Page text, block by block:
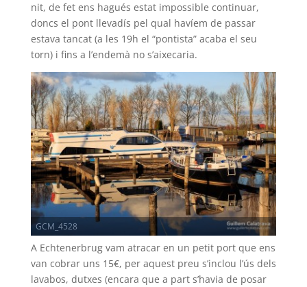
nit, de fet ens hagués estat impossible continuar,
doncs el pont llevadís pel qual havíem de passar
estava tancat (a les 19h el “pontista” acaba el seu
torn) i fins a l’endemà no s’aixecaria.
GCM_4528
A Echtenerbrug vam atracar en un petit port que ens
van cobrar uns 15€, per aquest preu s’inclou l’ús dels
lavabos, dutxes (encara que a part s’havia de posar